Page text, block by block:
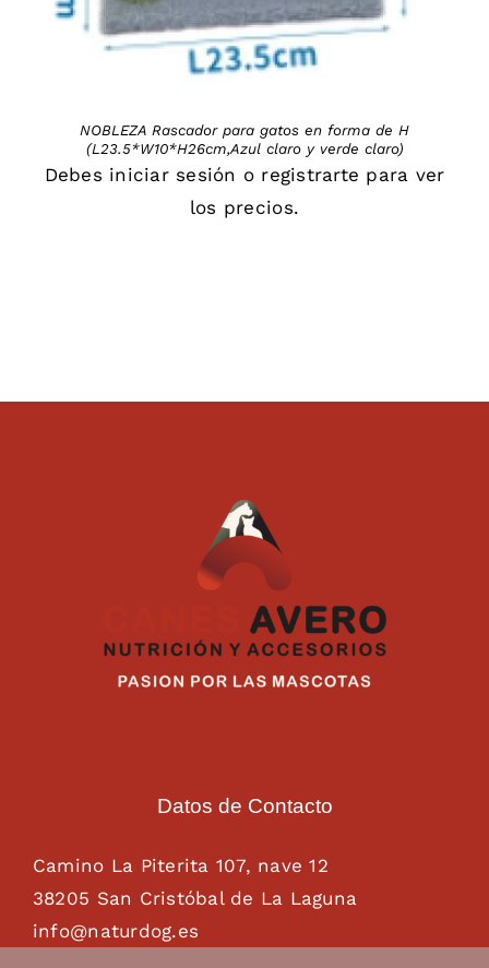
NOBLEZA Rascador para gatos en forma de H
(L23.5*W10*H26cm,Azul claro y verde claro)
Debes iniciar sesión o registrarte para ver
los precios.
Datos de Contacto
Camino La Piterita 107, nave 12
38205 San Cristóbal de La Laguna
info@naturdog.es